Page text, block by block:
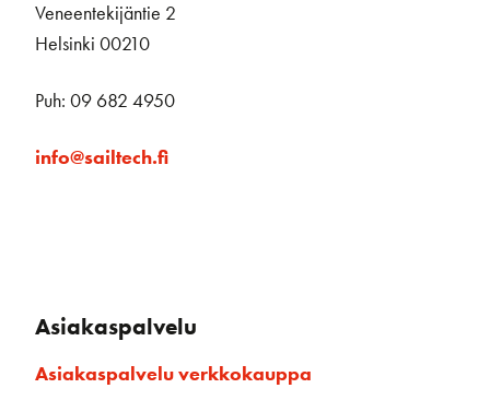
Veneentekijäntie 2
Helsinki 00210
Puh: 09 682 4950
info@sailtech.fi
Asiakaspalvelu
Asiakaspalvelu verkkokauppa